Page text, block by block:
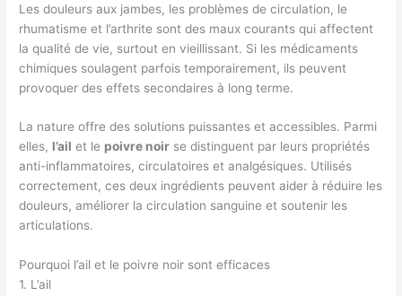
Les douleurs aux jambes, les problèmes de circulation, le
rhumatisme et l’arthrite sont des maux courants qui affectent
la qualité de vie, surtout en vieillissant. Si les médicaments
chimiques soulagent parfois temporairement, ils peuvent
provoquer des effets secondaires à long terme.
La nature offre des solutions puissantes et accessibles. Parmi
elles, l’ail et le poivre noir se distinguent par leurs propriétés
anti-inflammatoires, circulatoires et analgésiques. Utilisés
correctement, ces deux ingrédients peuvent aider à réduire les
douleurs, améliorer la circulation sanguine et soutenir les
articulations.
Pourquoi l’ail et le poivre noir sont efficaces
1. L’ail